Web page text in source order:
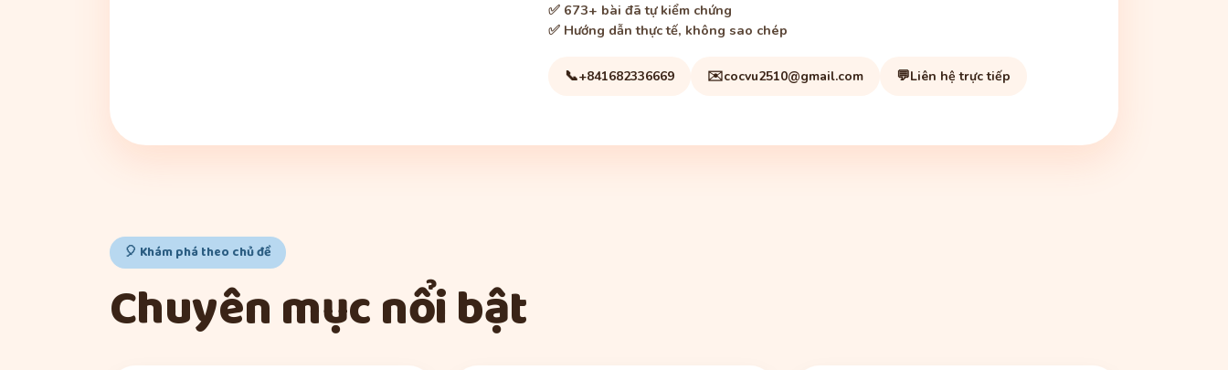
✅ 673+ bài đã tự kiểm chứng
✅ Hướng dẫn thực tế, không sao chép
📞+841682336669 ✉️cocvu2510@gmail.com 💬Liên hệ trực tiếp
🎈 Khám phá theo chủ đề
Chuyên mục nổi bật